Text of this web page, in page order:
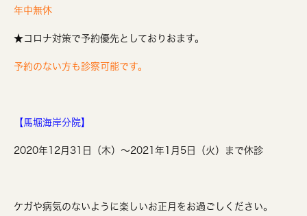
年中無休
★コロナ対策で予約優先としておりおます。
予約のない方も診察可能です。
【馬堀海岸分院】
2020年12月31日（木）～2021年1月5日（火）まで休診
ケガや病気のないように楽しいお正月をお過ごしください。